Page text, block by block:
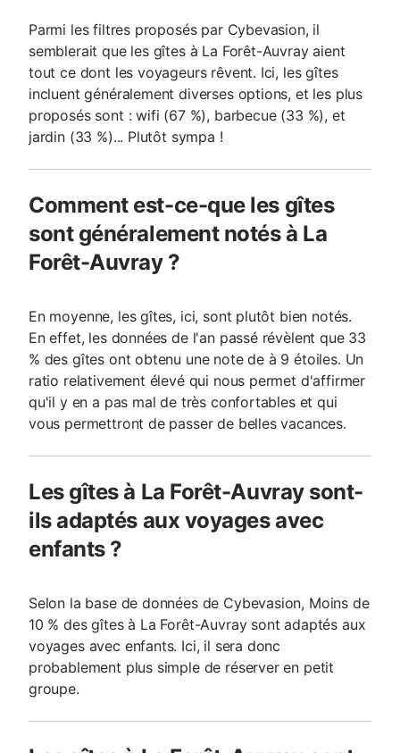
Parmi les filtres proposés par Cybevasion, il
semblerait que les gîtes à La Forêt-Auvray aient
tout ce dont les voyageurs rêvent. Ici, les gîtes
incluent généralement diverses options, et les plus
proposés sont : wifi (67 %), barbecue (33 %), et
jardin (33 %)... Plutôt sympa !
Comment est-ce-que les gîtes
sont généralement notés à La
Forêt-Auvray ?
En moyenne, les gîtes, ici, sont plutôt bien notés.
En effet, les données de l'an passé révèlent que 33
% des gîtes ont obtenu une note de à 9 étoiles. Un
ratio relativement élevé qui nous permet d'affirmer
qu'il y en a pas mal de très confortables et qui
vous permettront de passer de belles vacances.
Les gîtes à La Forêt-Auvray sont-
ils adaptés aux voyages avec
enfants ?
Selon la base de données de Cybevasion, Moins de
10 % des gîtes à La Forêt-Auvray sont adaptés aux
voyages avec enfants. Ici, il sera donc
probablement plus simple de réserver en petit
groupe.